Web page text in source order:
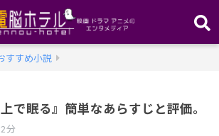
すすめ小説
で眠る』簡単なあらすじと評価。
分